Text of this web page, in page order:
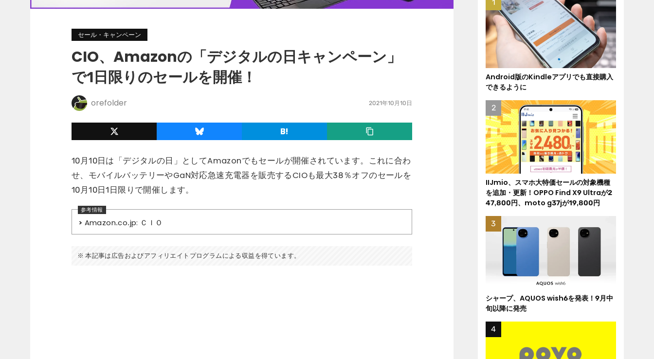
セール・キャンペーン
CIO、Amazonの「デジタルの日キャンペーン」
で1日限りのセールを開催！
orefolder 2021年10月10日
10月10日は「デジタルの日」としてAmazonでもセールが開催されています。これに合わ
せ、モバイルバッテリーやGaN対応急速充電器を販売するCIOも最大38％オフのセールを
10月10日1日限りで開催します。
Amazon.co.jp: ＣＩＯ
本記事は広告およびアフィリエイトプログラムによる収益を得ています。
Android版のKindleアプリでも直接購入
できるように
IIJmio、スマホ大特価セールの対象機種
を追加・更新！OPPO Find X9 Ultraが2
47,800円、moto g37jが19,800円
シャープ、AQUOS wish6を発表！9月中
旬以降に発売